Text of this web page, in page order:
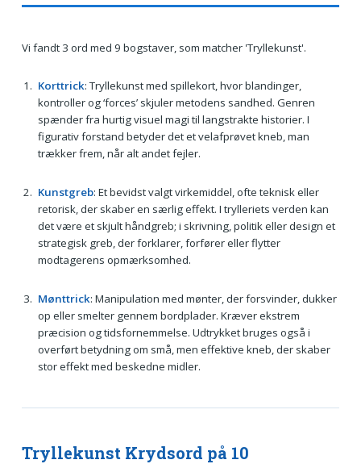
Vi fandt 3 ord med 9 bogstaver, som matcher 'Tryllekunst'.
Korttrick: Tryllekunst med spillekort, hvor blandinger,
kontroller og ‘forces’ skjuler metodens sandhed. Genren
spænder fra hurtig visuel magi til langstrakte historier. I
figurativ forstand betyder det et velafprøvet kneb, man
trækker frem, når alt andet fejler.
Kunstgreb: Et bevidst valgt virkemiddel, ofte teknisk eller
retorisk, der skaber en særlig effekt. I trylleriets verden kan
det være et skjult håndgreb; i skrivning, politik eller design et
strategisk greb, der forklarer, forfører eller flytter
modtagerens opmærksomhed.
Mønttrick: Manipulation med mønter, der forsvinder, dukker
op eller smelter gennem bordplader. Kræver ekstrem
præcision og tidsfornemmelse. Udtrykket bruges også i
overført betydning om små, men effektive kneb, der skaber
stor effekt med beskedne midler.
Tryllekunst Krydsord på 10